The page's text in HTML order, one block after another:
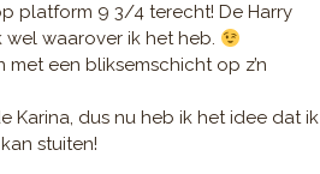
platform 9 3/4 terecht! De Harry
waarover ik het heb.
een bliksemschicht op z’n
Karina, dus nu heb ik het idee dat ik
stuiten!